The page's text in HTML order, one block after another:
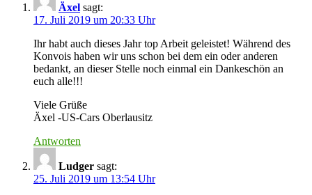
Äxel sagt:
17. Juli 2019 um 20:33 Uhr
Ihr habt auch dieses Jahr top Arbeit geleistet! Während des
Konvois haben wir uns schon bei dem ein oder anderen
bedankt, an dieser Stelle noch einmal ein Dankeschön an
euch alle!!!
Viele Grüße
Äxel -US-Cars Oberlausitz
Antworten
Ludger sagt:
25. Juli 2019 um 13:54 Uhr